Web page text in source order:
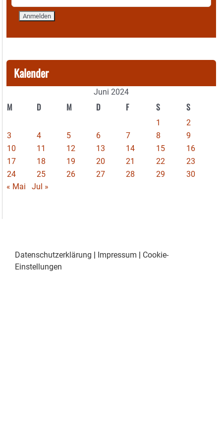
Kalender
Juni 2024
M D M D F S S
1
2
3
4 5 6 7 8
9
10
11 12 13 14 15
16
17
18 19 20 21 22
23
24
25 26 27 28 29
30
« Mai
Jul »
Datenschutzerklärung | Impressum | Cookie-
Einstellungen